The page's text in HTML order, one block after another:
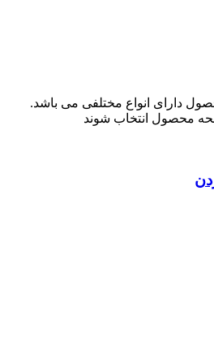
دارای انواع مختلفی می باشد.
محصول انتخاب شوند